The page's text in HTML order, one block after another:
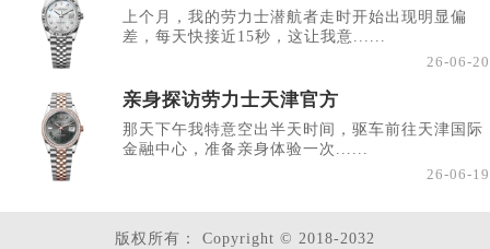
上个月，我的劳力士潜航者走时开始出现明显偏
差，每天快接近15秒，这让我意......
26-06-20
亲身探访劳力士天津官方
那天下午我特意空出半天时间，驱车前往天津国际
金融中心，准备亲身体验一次......
26-06-19
版权所有：
Copyright © 2018-2032